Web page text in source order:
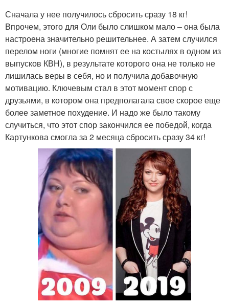
Сначала у нее получилось сбросить сразу 18 кг!
Впрочем, этого для Оли было слишком мало – она была
настроена значительно решительнее. А затем случился
перелом ноги (многие помнят ее на костылях в одном из
выпусков КВН), в результате которого она не только не
лишилась веры в себя, но и получила добавочную
мотивацию. Ключевым стал в этот момент спор с
друзьями, в котором она предполагала свое скорое еще
более заметное похудение. И надо же было такому
случиться, что этот спор закончился ее победой, когда
Картункова смогла за 2 месяца сбросить сразу 34 кг!